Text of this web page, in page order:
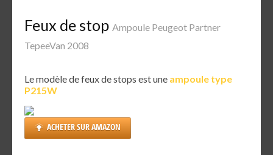
Feux de stop Ampoule Peugeot Partner
TepeeVan 2008
Le modèle de feux de stops est une ampoule type
P215W
ACHETER SUR AMAZON